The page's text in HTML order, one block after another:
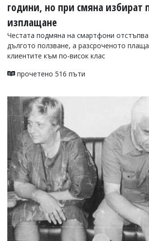
години, но при смяна избират
изплащане
Честата подмяна на смартфони
дългото ползване, а разсроченото
клиентите към по-висок клас
прочетено 516 пъти